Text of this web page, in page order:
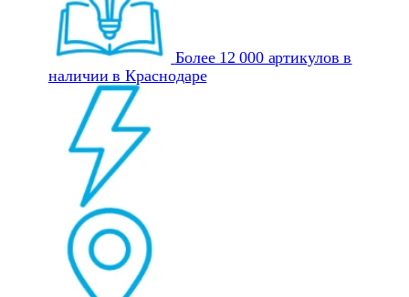
Более 12 000 артикулов в
наличии в Краснодаре